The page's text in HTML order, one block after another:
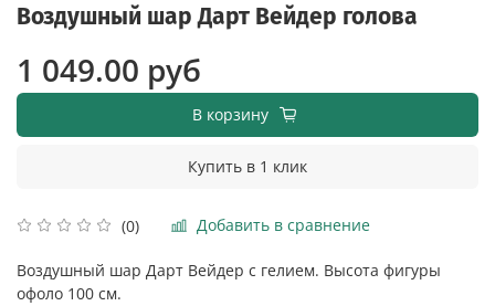
Воздушный шар Дарт Вейдер голова
(0) Добавить в сравнение
1 049.00 руб
В корзину
Купить в 1 клик
Воздушный шар Дарт Вейдер с гелием. Высота фигуры
офоло 100 см.